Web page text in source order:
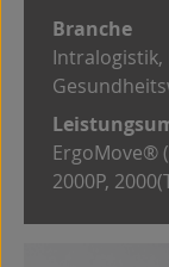
Branche
Intralogistik,
ErgoMove®
2000P,